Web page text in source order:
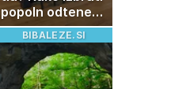
popoln odtenek
za vaš dom
BIBALEZE.SI